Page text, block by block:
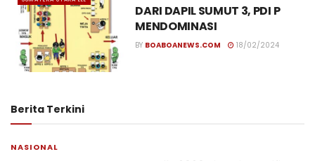
DARI DAPIL SUMUT 3, PDI P
MENDOMINASI
BY BOABOANEWS.COM 18/02/2024
Berita Terkini
NASIONAL